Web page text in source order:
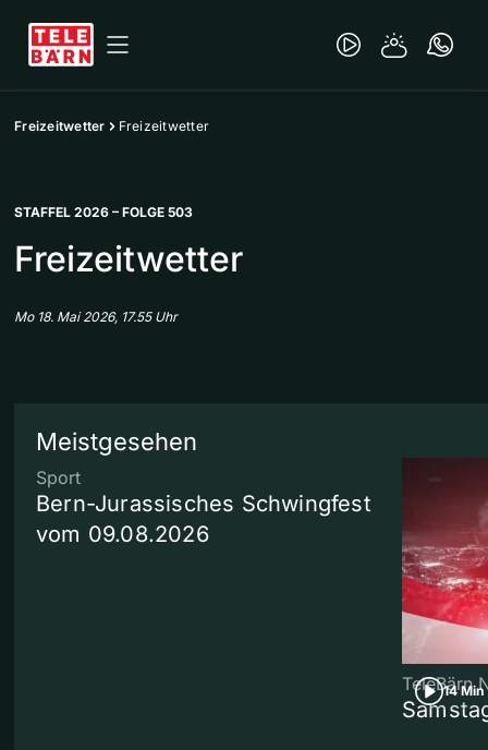
Freizeitwetter Freizeitwetter
STAFFEL 2026 – FOLGE 503
Freizeitwetter
Mo 18. Mai 2026, 17.55 Uhr
Meistgesehen
Sport
Bern-Jurassisches Schwingfest
vom 09.08.2026
14 Min
TeleBärn